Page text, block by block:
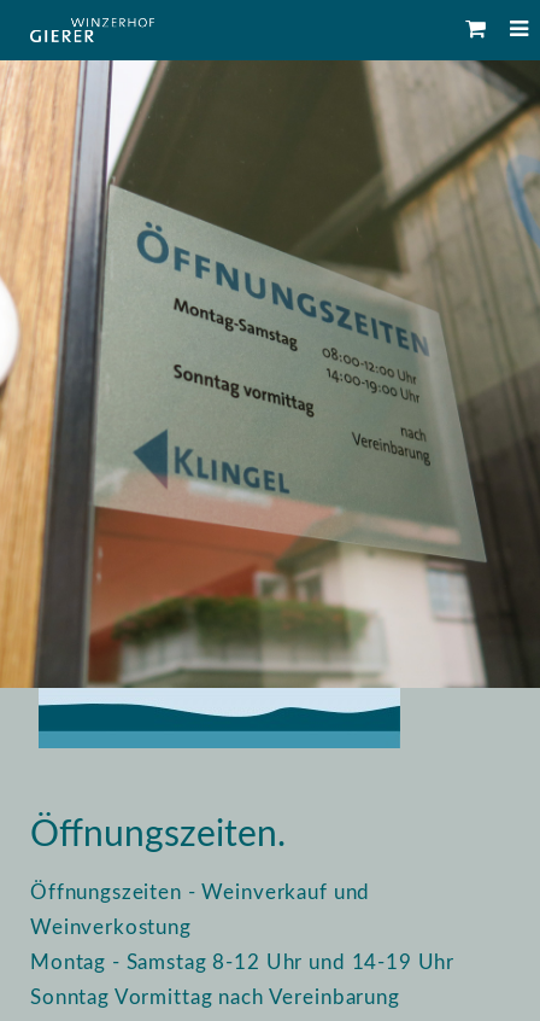
Öffnungszeiten.
Öffnungszeiten - Weinverkauf und
Weinverkostung
Montag - Samstag 8-12 Uhr und 14-19 Uhr
Sonntag Vormittag nach Vereinbarung